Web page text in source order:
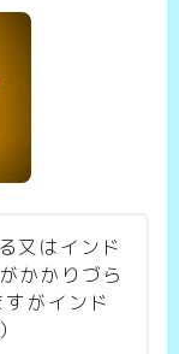
又はインド
かかりづら
がインド